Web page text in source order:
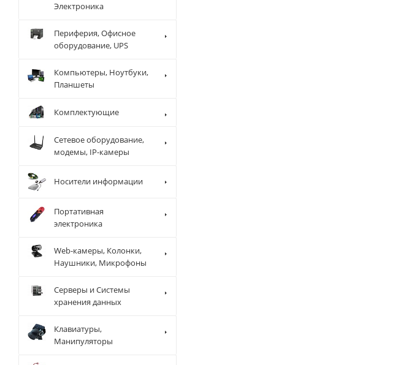
Электроника
Периферия, Офисное
оборудование, UPS
Компьютеры, Ноутбуки,
Планшеты
Комплектующие
Сетевое оборудование,
модемы, IP-камеры
Носители информации
Портативная
электроника
Web-камеры, Колонки,
Наушники, Микрофоны
Серверы и Системы
хранения данных
Клавиатуры,
Манипуляторы